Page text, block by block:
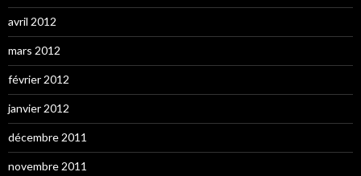
avril 2012
mars 2012
février 2012
janvier 2012
décembre 2011
novembre 2011